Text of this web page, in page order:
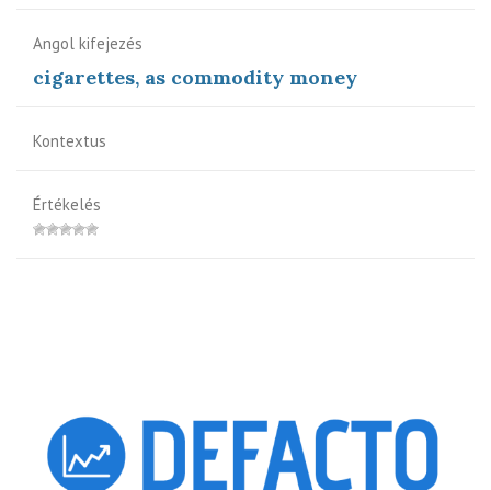
Angol kifejezés
cigarettes, as commodity money
Kontextus
Értékelés